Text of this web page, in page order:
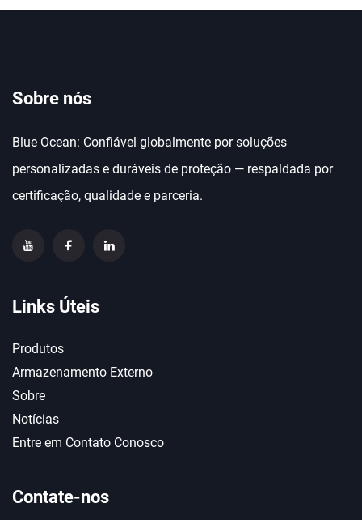
Sobre nós
Blue Ocean: Confiável globalmente por soluções
personalizadas e duráveis de proteção — respaldada por
certificação, qualidade e parceria.
Links Úteis
Produtos
Armazenamento Externo
Sobre
Notícias
Entre em Contato Conosco
Contate-nos